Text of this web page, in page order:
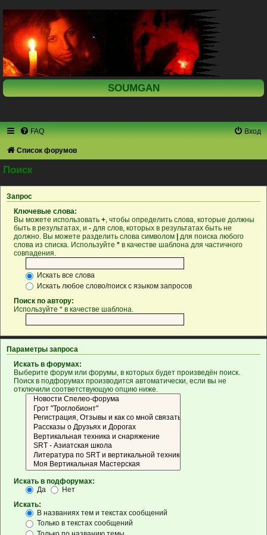
SOUMGAN
FAQ Вход
Список форумов
Поиск
Запрос
Ключевые слова:
Вы можете использовать +, чтобы определить слова, которые должны
быть в результатах, и - для слов, которых в результатах быть не
должно. Вы можете разделить слова символом
для поиска любого
слова из списка. Используйте * в качестве шаблона для частичного
совпадения.
Искать все слова
Искать любое слово/поиск с языком запросов
Поиск по автору:
Используйте * в качестве шаблона.
Параметры запроса
Искать в форумах:
Выберите форум или форумы, в которых будет произведён поиск.
Поиск в подфорумах производится автоматически, если вы не
отключили соответствующую опцию ниже.
Искать в подфорумах:
Да
Нет
Искать:
В названиях тем и текстах сообщений
Только в текстах сообщений